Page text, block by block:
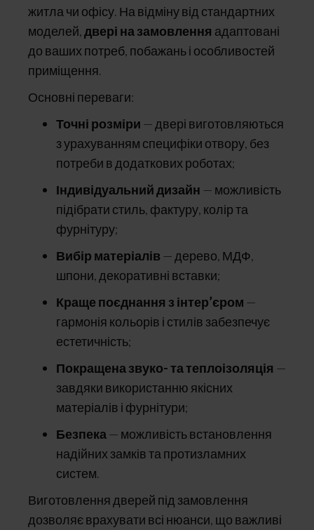
житла чи офісу. На відміну від стандартних
моделей,двері на замовлення адаптовані
до ваших потреб, побажань і особливостей
приміщення.
Основні переваги:
Точні розміри — двері виготовляються
з урахуванням специфіки отвору, без
потреби в додаткових роботах;
Індивідуальний дизайн — можливість
підібрати стиль, фактуру, колір та
фурнітуру;
Вибір матеріалів — дерево, МДФ,
шпони, декоративні вставки;
Краще поєднання з інтер’єром —
гармонія кольорів і стилів забезпечує
естетичність;
Покращена звуко- та теплоізоляція —
завдяки використанню якісних
матеріалів і фурнітури;
Безпека— можливість встановлення
надійних замків та протизламних
систем.
Виготовлення дверей під замовлення
дозволяє врахувати всі нюанси, що важливі